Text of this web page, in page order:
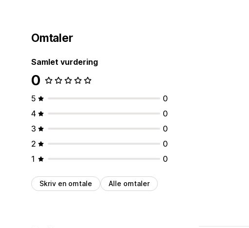
Omtaler
Samlet vurdering
0
5
0
4
0
3
0
2
0
1
0
Skriv en omtale Alle omtaler